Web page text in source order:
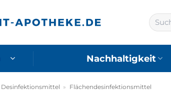
Suchen
nach:
Nachhaltigkeit
Desinfektionsmittel » Flächendesinfektionsmittel